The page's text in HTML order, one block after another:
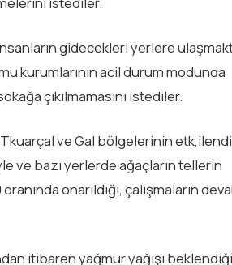
gidecekleri yerlere
kurumlarının acil durum modunda
çıkılmamasını istediler.
ve Gal bölgelerinin
ve bazı yerlerde ağaçların tellerin
onarıldığı, çalışmaların
itibaren yağmur yağışı